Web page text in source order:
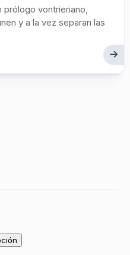
vontrieriano,
y a la vez separan las